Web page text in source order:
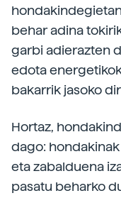
behar adina
garbi adierazten
edota
bakarrik jasoko
Hortaz,
dago:
eta zabalduena
pasatu beharko